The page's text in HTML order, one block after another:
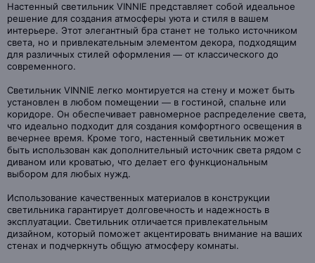
Настенный светильник VINNIE представляет собой идеальное
решение для создания атмосферы уюта и стиля в вашем
интерьере. Этот элегантный бра станет не только источником
света, но и привлекательным элементом декора, подходящим
для различных стилей оформления — от классического до
современного.
Светильник VINNIE легко монтируется на стену и может быть
установлен в любом помещении — в гостиной, спальне или
коридоре. Он обеспечивает равномерное распределение света,
что идеально подходит для создания комфортного освещения в
вечернее время. Кроме того, настенный светильник может
быть использован как дополнительный источник света рядом с
диваном или кроватью, что делает его функциональным
выбором для любых нужд.
Использование качественных материалов в конструкции
светильника гарантирует долговечность и надежность в
эксплуатации. Светильник отличается привлекательным
дизайном, который поможет акцентировать внимание на ваших
стенах и подчеркнуть общую атмосферу комнаты.